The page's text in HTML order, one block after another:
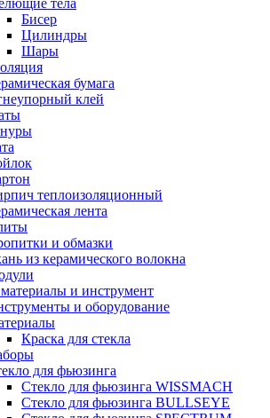
тела
Бисер
Цилиндры
Шары
бумага
клей
теплоизоляционный
лента
и обмазки
из керамического волокна
и инструмент
и оборудование
Краска для стекла
для фьюзинга
Стекло для фьюзинга WISSMACH
Стекло для фьюзинга BULLSEYE